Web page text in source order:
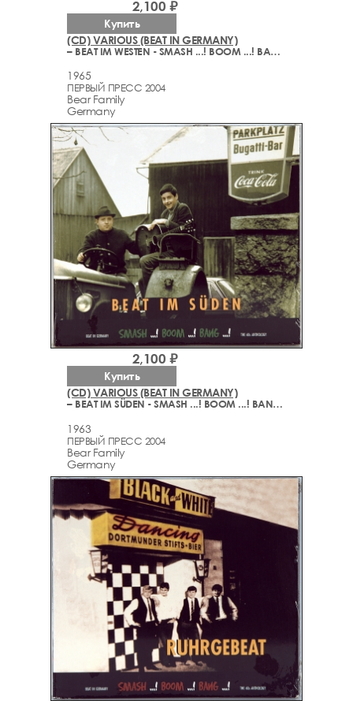
(CD) VARIOUS (BEAT IN GERMANY)
– BEAT IM WESTEN - SMASH ...! BOOM ...! BANG ...! (1965-2004)
1965
ПЕРВЫЙ ПРЕСС 2004
Bear Family
Germany
2,100 ₽
Купить
(CD) VARIOUS (BEAT IN GERMANY)
– BEAT IM SÜDEN - SMASH ...! BOOM ...! BANG ...! (1963-2004)
1963
ПЕРВЫЙ ПРЕСС 2004
Bear Family
Germany
2,100 ₽
Купить